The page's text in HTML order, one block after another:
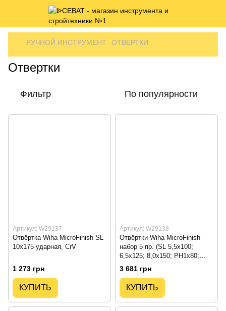
РУЧНОЙ ИНСТРУМЕНТ ОТВЕРТКИ
Отвертки
Фильтр По популярности
Артикул: W29137
Отвёртка Wiha MicroFinish SL
10x175 ударная, CrV
1 273 грн
КУПИТЬ
Артикул: W29138
Отвёртки Wiha MicroFinish
набор 5 пр. (SL 5,5x100;
6,5x125; 8,0x150; PH1x80;
PH2x100), CrV
3 681 грн
КУПИТЬ